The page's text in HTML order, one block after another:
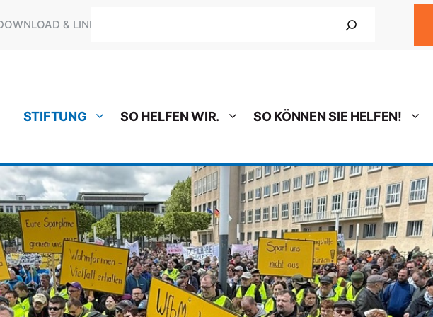
& LINKS
STIFTUNG SO HELFEN WIR. SO KÖNNEN SIE HELFEN!